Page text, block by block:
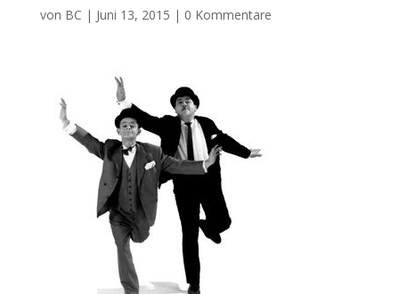
von BC | Juni 13, 2015 | 0 Kommentare